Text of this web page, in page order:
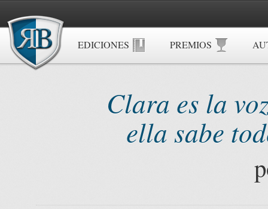
EDICIONES PREMIOS
Clara es la
ella sabe